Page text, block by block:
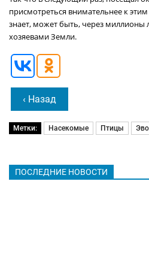
присмотреться внимательнее к
знает, может быть, через миллионы
хозяевами Земли.
‹ Назад
Метки: Насекомые Птицы
ПОСЛЕДНИЕ НОВОСТИ